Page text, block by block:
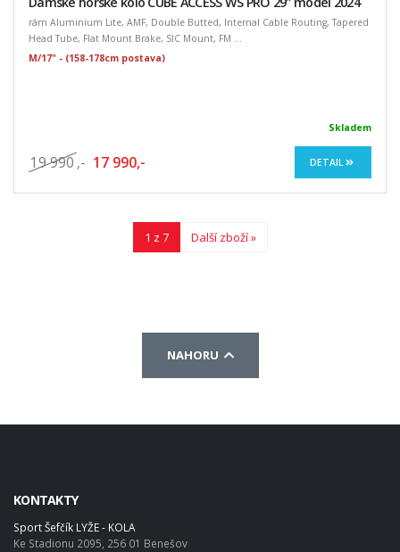
rám Aluminium Lite, AMF, Double Butted, Internal Cable Routing, Tapered
Head Tube, Flat Mount Brake, SIC Mount, FM ...
M/17" - (158-178cm postava)
Skladem
19 990 ,- 17 990,- DETAIL
1 z 7 Další zboží »
NAHORU
KONTAKTY
Sport Šefčík LYŽE - KOLA
Ke Stadionu 2095, 256 01 Benešov